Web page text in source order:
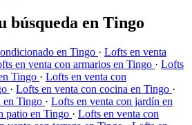
búsqueda en Tingo
en Tingo · Lofts en venta
en venta con armarios en Tingo · Lofts
Tingo · Lofts en venta con
· Lofts en venta con cocina en Tingo ·
en Tingo · Lofts en venta con jardín en
patio en Tingo · Lofts en venta con